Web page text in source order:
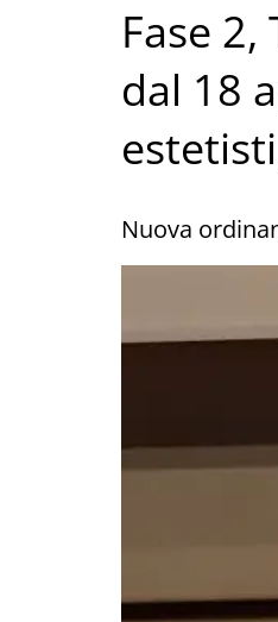
Fase
dal 18
Nuova